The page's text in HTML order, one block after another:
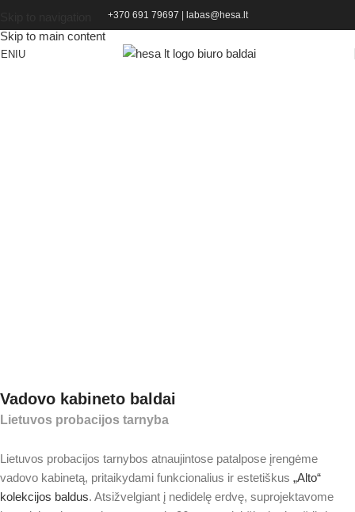
Skip to main content
+370 691 79697 labas@hesa.lt
Vadovo kabineto baldai
Lietuvos probacijos tarnyba
Lietuvos probacijos tarnybos atnaujintose patalpose įrengėme
vadovo kabinetą, pritaikydami funkcionalius ir estetiškus „Alto“
kolekcijos baldus. Atsižvelgiant į nedidelę erdvę, suprojektavome